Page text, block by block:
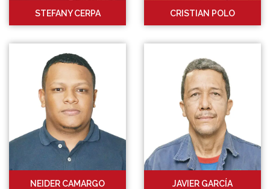
STEFANY CERPA CRISTIAN POLO
NEIDER CAMARGO JAVIER GARCÍA